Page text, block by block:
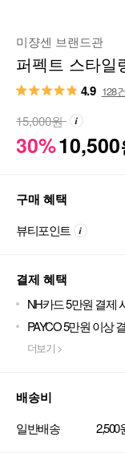
미쟝센 브랜드관
퍼펙트 스타일
4.9 128
30%10,500
15,000원
구매 혜택
뷰티포인트
결제 혜택
NH카드 5만원 결제
PAYCO 5만원 이상
더보기 >
배송비
일반배송 2,500